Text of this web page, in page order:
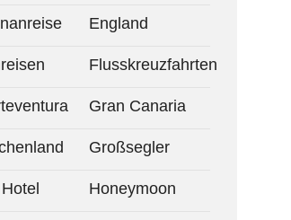
England
Flusskreuzfahrten
Gran Canaria
Großsegler
Honeymoon